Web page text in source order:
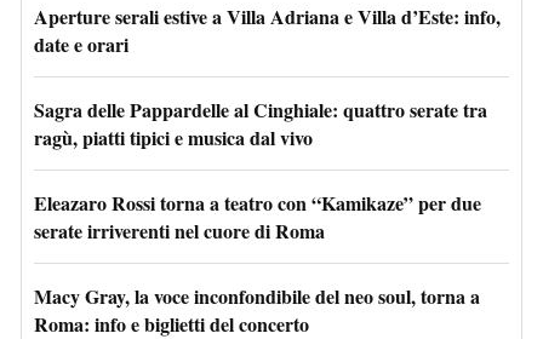
Aperture serali estive a Villa Adriana e Villa d’Este: info,
date e orari
Sagra delle Pappardelle al Cinghiale: quattro serate tra
ragù, piatti tipici e musica dal vivo
Eleazaro Rossi torna a teatro con “Kamikaze” per due
serate irriverenti nel cuore di Roma
Macy Gray, la voce inconfondibile del neo soul, torna a
Roma: info e biglietti del concerto